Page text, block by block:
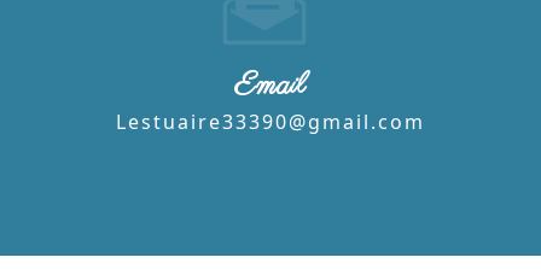
Email
lestuaire33390@gmail.com